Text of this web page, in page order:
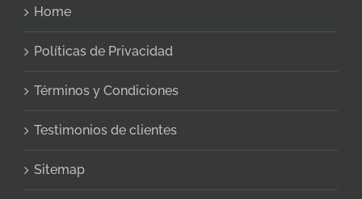
Home
Políticas de Privacidad
Términos y Condiciones
Testimonios de clientes
Sitemap